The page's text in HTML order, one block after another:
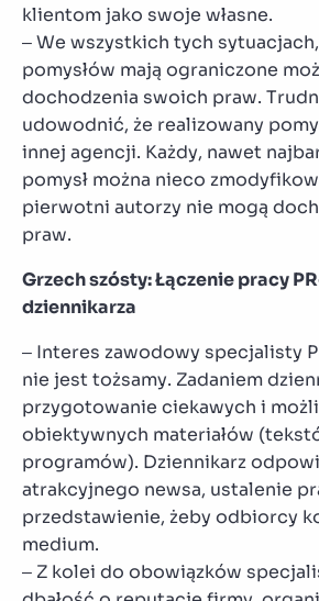
klientom jako swoje własne.
– We wszystkich tych
pomysłów mają ograniczone
dochodzenia swoich praw.
udowodnić, że realizowany
innej agencji. Każdy, nawet
pomysł można nieco
pierwotni autorzy nie mogą
praw.
Grzech szósty: Łączenie pracy
dziennikarza
– Interes zawodowy specjalisty
nie jest tożsamy. Zadaniem
przygotowanie ciekawych i
obiektywnych materiałów
programów). Dziennikarz
atrakcyjnego newsa, ustalenie
przedstawienie, żeby odbiorcy
medium.
– Z kolei do obowiązków